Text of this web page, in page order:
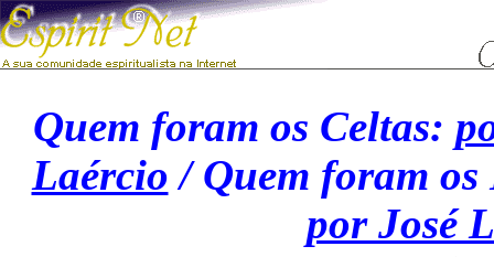
Quem foram os Celtas:
Laércio / Quem foram
por José